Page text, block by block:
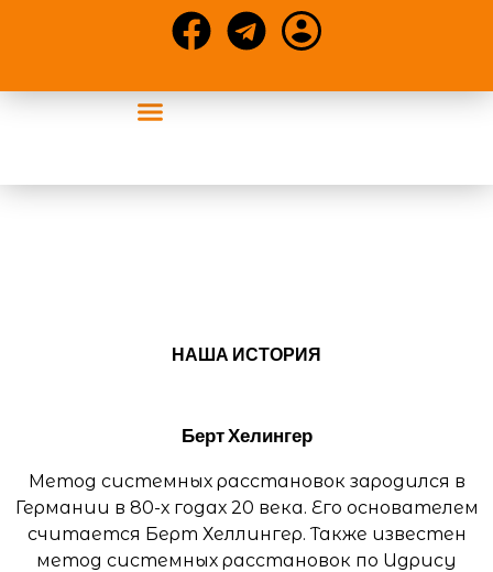
НАША ИСТОРИЯ
Берт Хелингер
Метод системных расстановок зародился в
Германии в 80-х годах 20 века. Его основателем
считается Берт Хеллингер. Также известен
метод системных расстановок по Идрису